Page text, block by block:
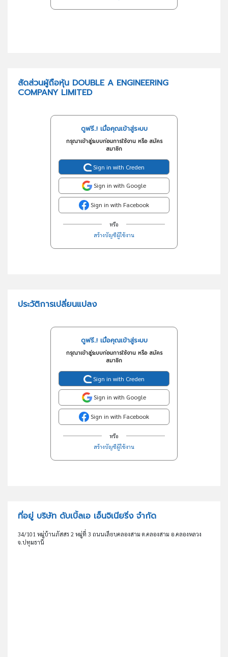
สัดส่วนผู้ถือหุ้น DOUBLE A ENGINEERING
COMPANY LIMITED
ดูฟรี..! เมื่อคุณเข้าสู่ระบบ
กรุณาเข้าสู่ระบบก่อนการใช้งาน หรือ สมัคร
สมาชิก
Sign in with Creden
Sign in with Google
Sign in with Facebook
หรือ
สร้างบัญชีผู้ใช้งาน
ประวัติการเปลี่ยนแปลง
ดูฟรี..! เมื่อคุณเข้าสู่ระบบ
กรุณาเข้าสู่ระบบก่อนการใช้งาน หรือ สมัคร
สมาชิก
Sign in with Creden
Sign in with Google
Sign in with Facebook
หรือ
สร้างบัญชีผู้ใช้งาน
ที่อยู่ บริษัท ดับเบิ้ลเอ เอ็นจิเนียริ่ง จำกัด
34/101 หมู่บ้านภัสสร 2 หมู่ที่ 3 ถนนเลียบคลองสาม ต.คลองสาม อ.คลองหลวง
จ.ปทุมธานี